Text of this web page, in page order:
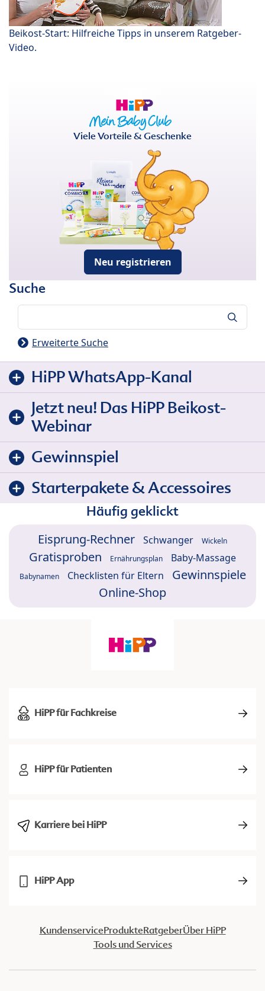
Beikost-Start: Hilfreiche Tipps in unserem Ratgeber-
Video.
Viele Vorteile & Geschenke
Neu registrieren
Suche
Erweiterte Suche
HiPP WhatsApp-Kanal
Jetzt neu! Das HiPP Beikost-
Webinar
Gewinnspiel
Starterpakete & Accessoires
Häufig geklickt
Eisprung-Rechner Schwanger Wickeln
Gratisproben Ernährungsplan Baby-Massage
Babynamen Checklisten für Eltern
Gewinnspiele
Online-Shop
HiPP für Fachkreise
HiPP für Patienten
Karriere bei HiPP
HiPP App
KundenserviceProdukteRatgeberÜber HiPP
Tools und Services